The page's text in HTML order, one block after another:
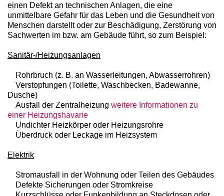
einen Defekt an technischen Anlagen, die eine
unmittelbare Gefahr für das Leben und die Gesundheit von
Menschen darstellt oder zur Beschädigung, Zerstörung von
Sachwerten im bzw. am Gebäude führt, so zum Beispiel:
Sanitär-/Heizungsanlagen
Rohrbruch (z. B. an Wasserleitungen, Abwasserrohren)
Verstopfungen (Toilette, Waschbecken, Badewanne,
Dusche)
Ausfall der Zentralheizung weitere Informationen zu
einer Heizungshavarie
Undichter Heizkörper oder Heizungsrohre
Überdruck oder Leckage im Heizsystem
Elektrik
Stromausfall in der Wohnung oder Teilen des Gebäudes
Defekte Sicherungen oder Stromkreise